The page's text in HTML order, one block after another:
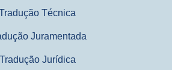
Técnica
Juramentada
Tradução Jurídica